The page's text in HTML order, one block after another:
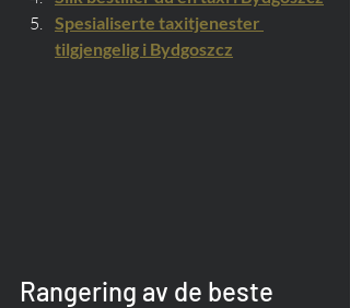
Spesialiserte taxitjenester
tilgjengelig i Bydgoszcz
Rangering av de beste